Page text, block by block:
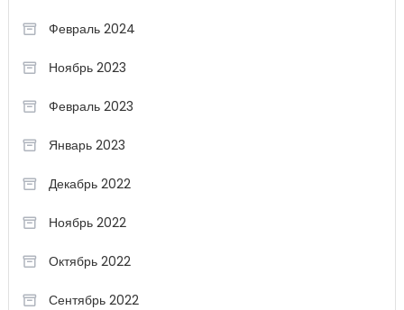
Февраль 2024
Ноябрь 2023
Февраль 2023
Январь 2023
Декабрь 2022
Ноябрь 2022
Октябрь 2022
Сентябрь 2022